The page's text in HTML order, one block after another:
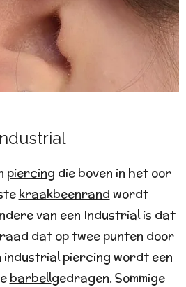
piercing die boven in het oor
kraakbeenrand wordt
van een Industrial is dat
dat op twee punten door
industrial piercing wordt een
barbellgedragen. Sommige